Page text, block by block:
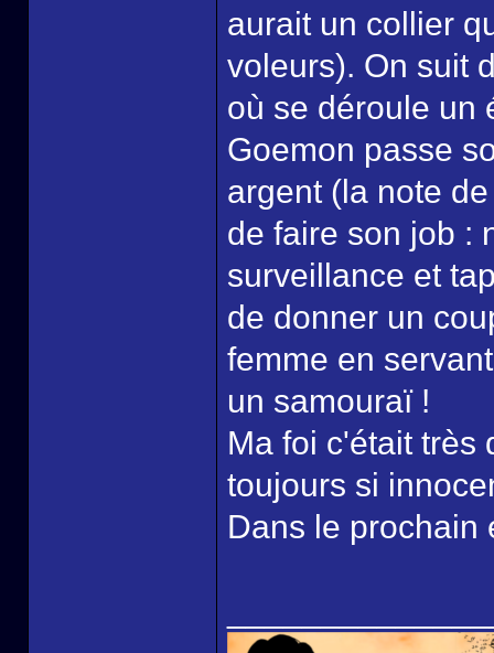
aurait un collier
voleurs). On suit
où se déroule un
Goemon passe
argent (la note
de faire son job :
surveillance et
de donner un
femme en
un samouraï !
Ma foi c'était très
toujours si
Dans le prochain